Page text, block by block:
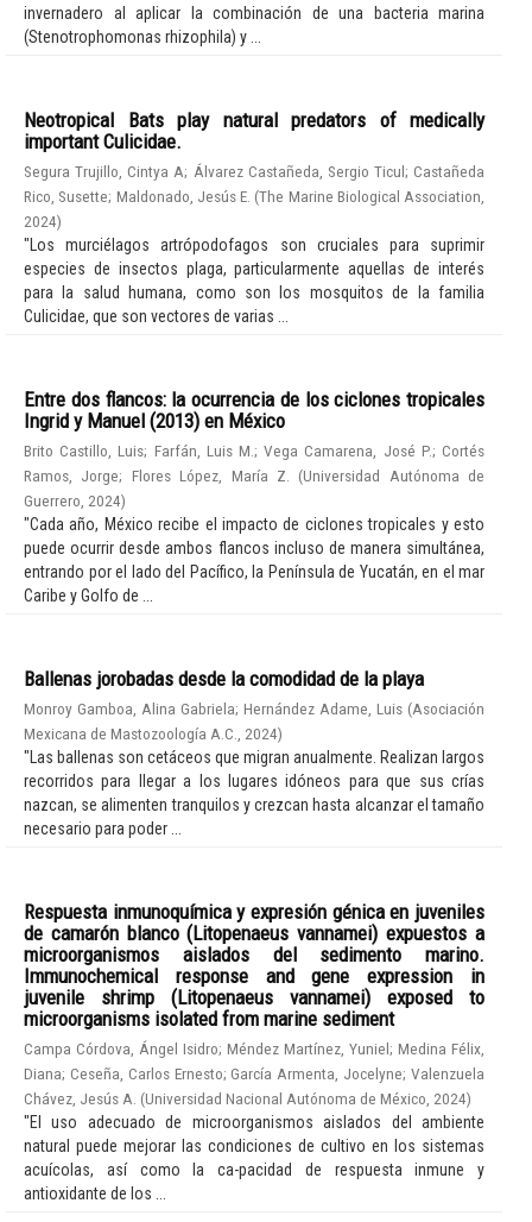
invernadero al aplicar la combinación de una bacteria marina
(Stenotrophomonas rhizophila) y ...
Neotropical Bats play natural predators of medically
important Culicidae.
Segura Trujillo, Cintya A; Álvarez Castañeda, Sergio Ticul; Castañeda
Rico, Susette; Maldonado, Jesús E. (The Marine Biological Association
2024)
"Los murciélagos artrópodofagos son cruciales para suprimir
especies de insectos plaga, particularmente aquellas de interés
para la salud humana, como son los mosquitos de la familia
Culicidae, que son vectores de varias ...
Entre dos flancos: la ocurrencia de los ciclones tropicales
Ingrid y Manuel (2013) en México
Brito Castillo, Luis; Farfán, Luis M.;Vega Camarena, José P.;Cortés
Ramos, Jorge; Flores López, María Z. (Universidad Autónoma de
Guerrero 2024)
"Cada año, México recibe el impacto de ciclones tropicales y esto
puede ocurrir desde ambos flancos incluso de manera simultánea,
entrando por el lado del Pacífico, la Península de Yucatán, en el mar
Caribe y Golfo de ...
Ballenas jorobadas desde la comodidad de la playa
Monroy Gamboa, Alina Gabriela; Hernández Adame, Luis (Asociación
Mexicana de Mastozoología A.C.
2024)
"Las ballenas son cetáceos que migran anualmente. Realizan largos
recorridos para llegar a los lugares idóneos para que sus crías
nazcan, se alimenten tranquilos y crezcan hasta alcanzar el tamaño
necesario para poder ...
Respuesta inmunoquímica y expresión génica en juveniles
de camarón blanco (Litopenaeus vannamei) expuestos a
microorganismos aislados del sedimento marino.
Immunochemical response and gene expression in
juvenile shrimp (Litopenaeus vannamei) exposed to
microorganisms isolated from marine sediment
Campa Córdova, Ángel Isidro; Méndez Martínez, Yuniel; Medina Félix,
Diana; Ceseña, Carlos Ernesto;García Armenta, Jocelyne;Valenzuela
Chávez, Jesús A. (Universidad Nacional Autónoma de México 2024)
"El uso adecuado de microorganismos aislados del ambiente
natural puede mejorar las condiciones de cultivo en los sistemas
acuícolas, así como la ca-pacidad de respuesta inmune y
antioxidante de los ...